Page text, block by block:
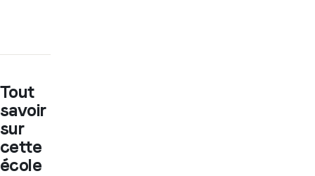
Tout
savoir
sur
cette
école